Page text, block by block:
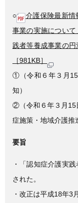
○
介護保険最新
事業の実施につい
践者等養成事業の円
［981KB］
①（令和６年３月
知）
②（令和６年３月15
症施策・地域介護推
要旨
・「認知症介護実
された。
・改正は平成18年3